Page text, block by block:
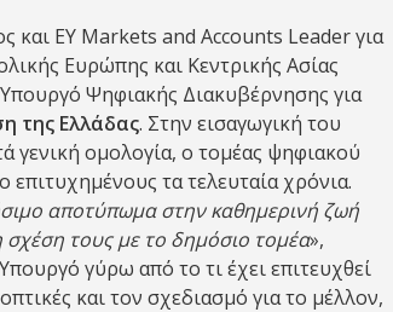
και EY Markets and Accounts Leader για
Ευρώπης και Κεντρικής Ασίας
Ψηφιακής Διακυβέρνησης για
της Ελλάδας. Στην εισαγωγική του
γενική ομολογία, ο τομέας ψηφιακού
τα τελευταία χρόνια.
αποτύπωμα στην καθημερινή ζωή
τους με το δημόσιο τομέα»,
γύρω από το τι έχει επιτευχθεί
και τον σχεδιασμό για το μέλλον,